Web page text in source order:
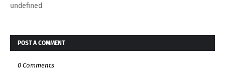
undefined
POST A COMMENT
0 Comments